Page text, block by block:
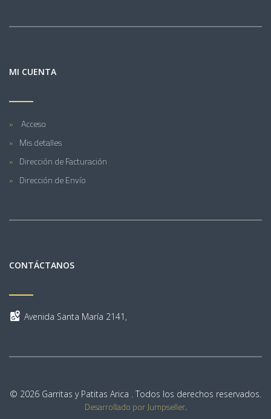
MI CUENTA
Acceso
Mis detalles
Dirección de Facturación
Dirección de Envío
CONTÁCTANOS
Avenida Santa María 2141,
© 2026 Garritas y Patitas Arica . Todos los derechos reservados.
Desarrollado por Jumpseller.